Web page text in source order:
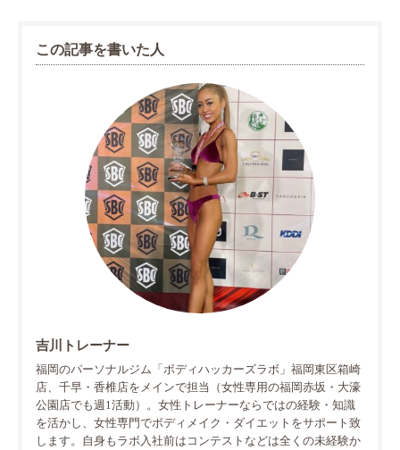
この記事を書いた人
吉川トレーナー
福岡のパーソナルジム「ボディハッカーズラボ」福岡東区箱崎
店、千早・香椎店をメインで担当（女性専用の福岡赤坂・大濠
公園店でも週1活動）。女性トレーナーならではの経験・知識
を活かし、女性専門でボディメイク・ダイエットをサポート致
します。自身もラボ入社前はコンテストなどは全くの未経験か